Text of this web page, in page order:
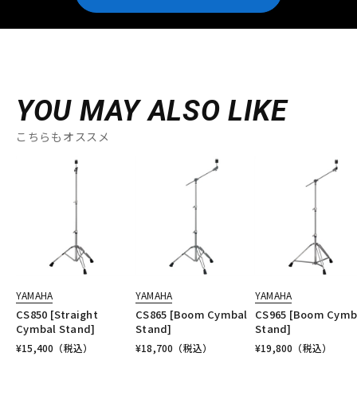
YOU MAY ALSO LIKE
こちらもオススメ
YAMAHA
CS850 [Straight
Cymbal Stand]
¥15,400 （税込）
YAMAHA
CS865 [Boom Cymbal
Stand]
¥18,700 （税込）
YAMAHA
CS965 [Boom
Stand]
¥19,800 （税込）